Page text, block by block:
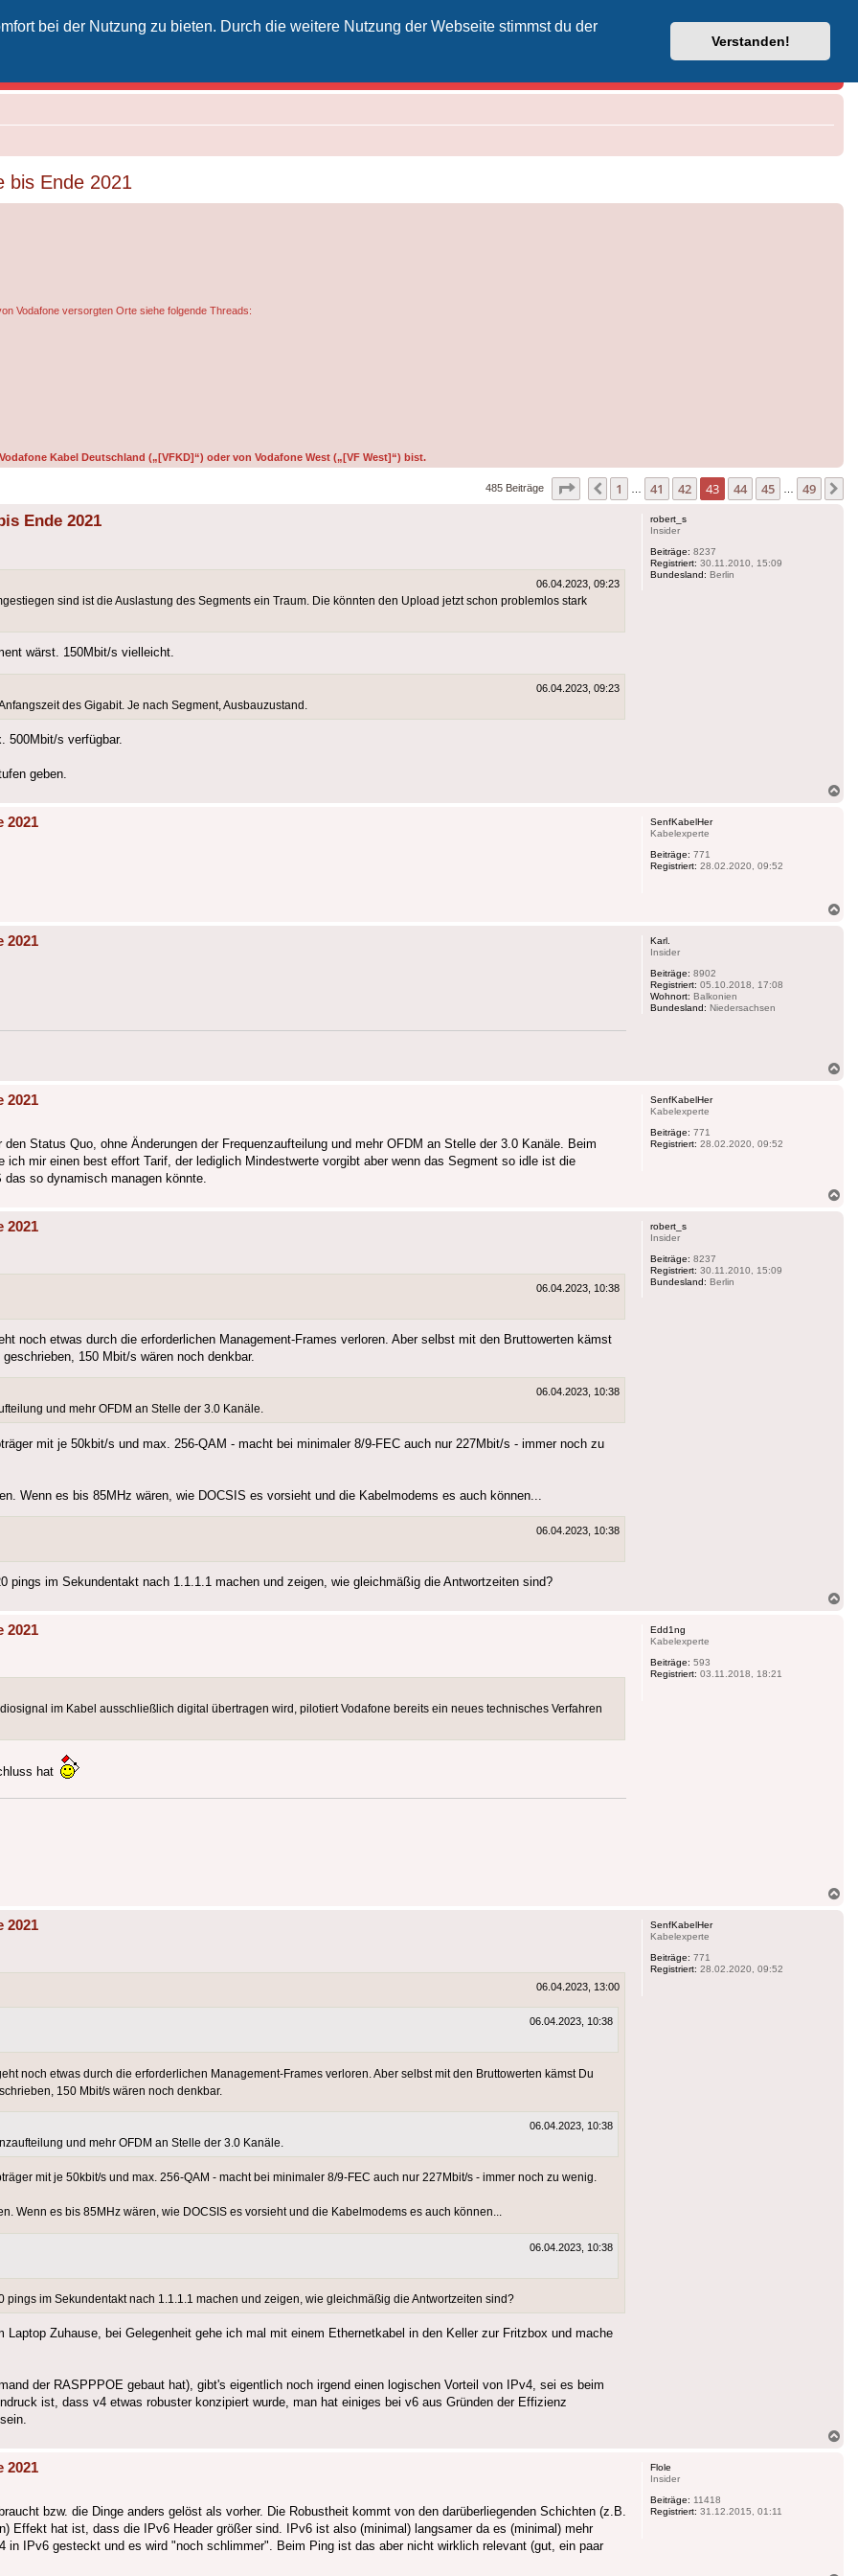
bei der Nutzung zu bieten. Durch die weitere Nutzung der Webseite stimmst du der
Verstanden!
Vodafone-Kabel-Helpdesk
bis Ende 2021
Vodafone versorgten Orte siehe folgende Threads:
Kabel Deutschland („[VFKD]“) oder von Vodafone West („[VF West]“) bist.
485 Beiträge Seite 43 49
Vorherige
1 41 42 43 44 45 49
robert_s
Insider
Beiträge: 8237
Registriert: 30.11.2010, 15:09
Bundesland: Berlin
Ende 2021
06.04.2023, 09:23
sind ist die Auslastung des Segments ein Traum. Die könnten den Upload jetzt schon problemlos stark
wärst. 150Mbit/s vielleicht.
06.04.2023, 09:23
des Gigabit. Je nach Segment, Ausbauzustand.
500Mbit/s verfügbar.
geben.
SenfKabelHer
Kabelexperte
Beiträge: 771
Registriert: 28.02.2020, 09:52
2021
Karl.
Insider
Beiträge: 8902
Registriert: 05.10.2018, 17:08
Wohnort: Balkonien
Bundesland: Niedersachsen
2021
SenfKabelHer
Kabelexperte
Beiträge: 771
Registriert: 28.02.2020, 09:52
2021
Status Quo, ohne Änderungen der Frequenzaufteilung und mehr OFDM an Stelle der 3.0 Kanäle. Beim
mir einen best effort Tarif, der lediglich Mindestwerte vorgibt aber wenn das Segment so idle ist die
so dynamisch managen könnte.
robert_s
Insider
Beiträge: 8237
Registriert: 30.11.2010, 15:09
Bundesland: Berlin
2021
06.04.2023, 10:38
noch etwas durch die erforderlichen Management-Frames verloren. Aber selbst mit den Bruttowerten kämst
150 Mbit/s wären noch denkbar.
06.04.2023, 10:38
und mehr OFDM an Stelle der 3.0 Kanäle.
mit je 50kbit/s und max. 256-QAM - macht bei minimaler 8/9-FEC auch nur 227Mbit/s - immer noch zu
Wenn es bis 85MHz wären, wie DOCSIS es vorsieht und die Kabelmodems es auch können...
06.04.2023, 10:38
im Sekundentakt nach 1.1.1.1 machen und zeigen, wie gleichmäßig die Antwortzeiten sind?
Edd1ng
Kabelexperte
Beiträge: 593
Registriert: 03.11.2018, 18:21
2021
im Kabel ausschließlich digital übertragen wird, pilotiert Vodafone bereits ein neues technisches Verfahren
hat
SenfKabelHer
Kabelexperte
Beiträge: 771
Registriert: 28.02.2020, 09:52
2021
06.04.2023, 13:00
06.04.2023, 10:38
noch etwas durch die erforderlichen Management-Frames verloren. Aber selbst mit den Bruttowerten kämst Du
150 Mbit/s wären noch denkbar.
06.04.2023, 10:38
und mehr OFDM an Stelle der 3.0 Kanäle.
mit je 50kbit/s und max. 256-QAM - macht bei minimaler 8/9-FEC auch nur 227Mbit/s - immer noch zu wenig.
Wenn es bis 85MHz wären, wie DOCSIS es vorsieht und die Kabelmodems es auch können...
06.04.2023, 10:38
im Sekundentakt nach 1.1.1.1 machen und zeigen, wie gleichmäßig die Antwortzeiten sind?
Zuhause, bei Gelegenheit gehe ich mal mit einem Ethernetkabel in den Keller zur Fritzbox und mache
der RASPPPOE gebaut hat), gibt's eigentlich noch irgend einen logischen Vorteil von IPv4, sei es beim
ist, dass v4 etwas robuster konzipiert wurde, man hat einiges bei v6 aus Gründen der Effizienz
Flole
Insider
Beiträge: 11418
Registriert: 31.12.2015, 01:11
2021
bzw. die Dinge anders gelöst als vorher. Die Robustheit kommt von den darüberliegenden Schichten (z.B.
Effekt hat ist, dass die IPv6 Header größer sind. IPv6 ist also (minimal) langsamer da es (minimal) mehr
in IPv6 gesteckt und es wird "noch schlimmer". Beim Ping ist das aber nicht wirklich relevant (gut, ein paar